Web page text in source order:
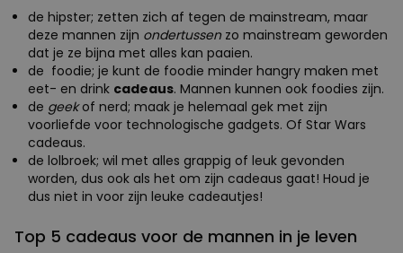
de hipster; zetten zich af tegen de mainstream, maar
deze mannen zijn ondertussenzo mainstream geworden
dat je ze bijna met alles kan paaien.
de foodie; je kunt de foodie minder hangry maken met
eet- en drink cadeaus. Mannen kunnen ook foodies zijn.
de geekof nerd; maak je helemaal gek met zijn
voorliefde voor technologische gadgets. Of Star Wars
cadeaus.
de lolbroek; wil met alles grappig of leuk gevonden
worden, dus ook als het om zijn cadeaus gaat! Houd je
dus niet in voor zijn leuke cadeautjes!
Top 5 cadeaus voor de mannen in je leven